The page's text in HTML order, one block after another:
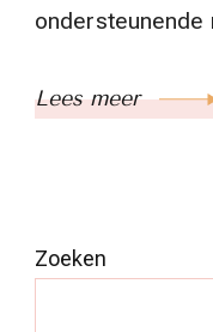
Lees meer
Zoeken